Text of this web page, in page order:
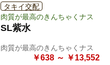
タキイ交配
肉質が最高のきんちゃくナス
SL紫水
肉質が最高のきんちゃくナス
￥638 ～ ￥13,552